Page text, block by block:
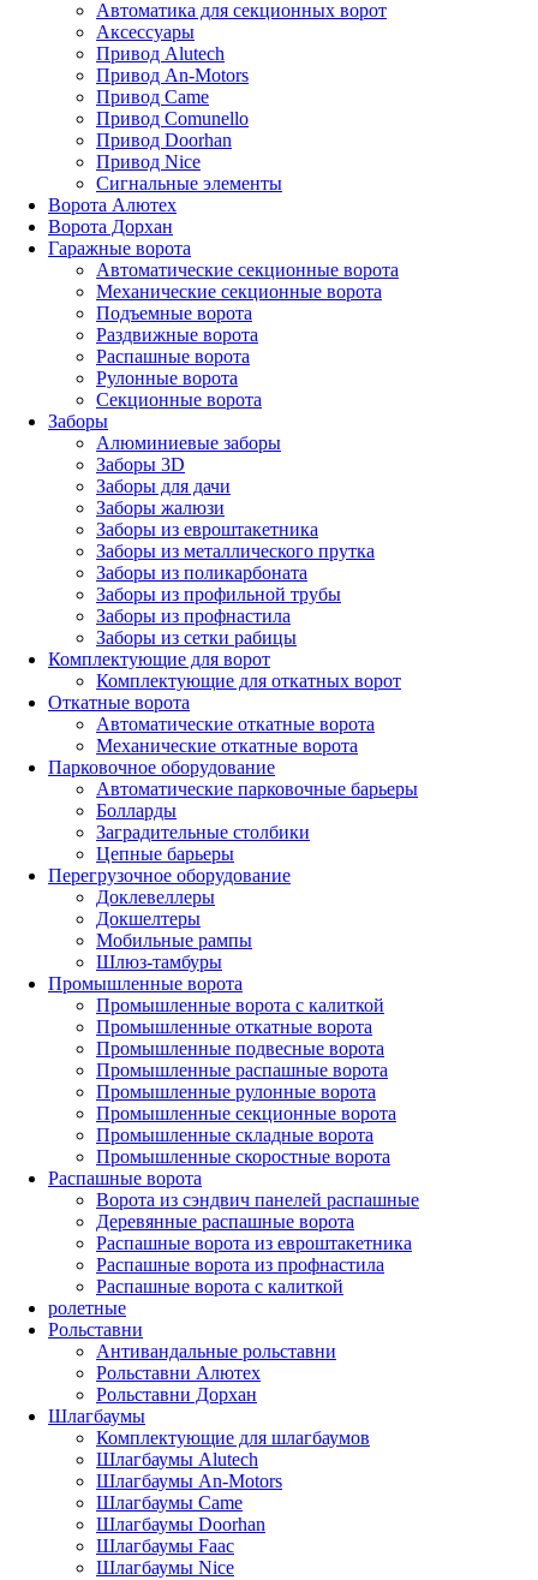
Автоматика для секционных ворот
Аксессуары
Привод Alutech
Привод An-Motors
Привод Came
Привод Comunello
Привод Doorhan
Привод Nice
Сигнальные элементы
Ворота Алютех
Ворота Дорхан
Гаражные ворота
Автоматические секционные ворота
Механические секционные ворота
Подъемные ворота
Раздвижные ворота
Распашные ворота
Рулонные ворота
Секционные ворота
Заборы
Алюминиевые заборы
Заборы 3D
Заборы для дачи
Заборы жалюзи
Заборы из евроштакетника
Заборы из металлического прутка
Заборы из поликарбоната
Заборы из профильной трубы
Заборы из профнастила
Заборы из сетки рабицы
Комплектующие для ворот
Комплектующие для откатных ворот
Откатные ворота
Автоматические откатные ворота
Механические откатные ворота
Парковочное оборудование
Автоматические парковочные барьеры
Болларды
Заградительные столбики
Цепные барьеры
Перегрузочное оборудование
Доклевеллеры
Докшелтеры
Мобильные рампы
Шлюз-тамбуры
Промышленные ворота
Промышленные ворота с калиткой
Промышленные откатные ворота
Промышленные подвесные ворота
Промышленные распашные ворота
Промышленные рулонные ворота
Промышленные секционные ворота
Промышленные складные ворота
Промышленные скоростные ворота
Распашные ворота
Ворота из сэндвич панелей распашные
Деревянные распашные ворота
Распашные ворота из евроштакетника
Распашные ворота из профнастила
Распашные ворота с калиткой
ролетные
Рольставни
Антивандальные рольставни
Рольставни Алютех
Рольставни Дорхан
Шлагбаумы
Комплектующие для шлагбаумов
Шлагбаумы Alutech
Шлагбаумы An-Motors
Шлагбаумы Came
Шлагбаумы Doorhan
Шлагбаумы Faac
Шлагбаумы Nice